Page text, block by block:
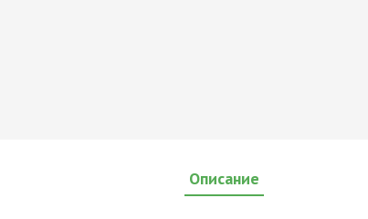
Описание